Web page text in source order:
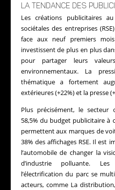
LA TENDANCE DES
Les créations publicitaires
sociétales des entreprises
face aux neuf premiers
investissent de plus en plus
pour partager leurs
environnementaux. La
thématique a fortement
extérieures (+22%) et la presse
Plus précisément, le secteur
58,5% du budget publicitaire à
permettent aux marques de
38% des affichages RSE. Il est
l’automobile de changer la
d’industrie polluante.
l’électrification du parc se
acteurs, comme La